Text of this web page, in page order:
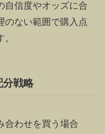
自信度やオッズに合
のない範囲で購入点
分戦略
合わせを買う場合